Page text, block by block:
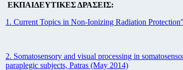
ΕΚΠΑΙΔΕΥΤΙΚΕΣ ΔΡΑΣΕΙΣ:
1. Current Topics in Non-Ionizing Radiation
2. Somatosensory and visual processing in
paraplegic subjects, Patras (May 2014)